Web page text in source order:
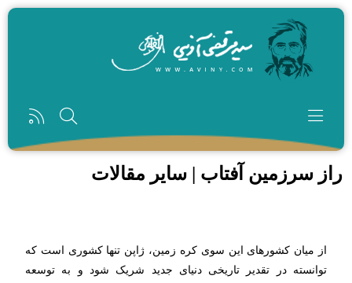
رفتن به محتوای اصلی
راز سرزمین آفتاب | سایر مقالات
از میان کشورهای این سوی کره زمین، ژاپن تنها کشوری است که
توانسته در تقدیر تاریخی دنیای جدید شریک شود و به توسعه